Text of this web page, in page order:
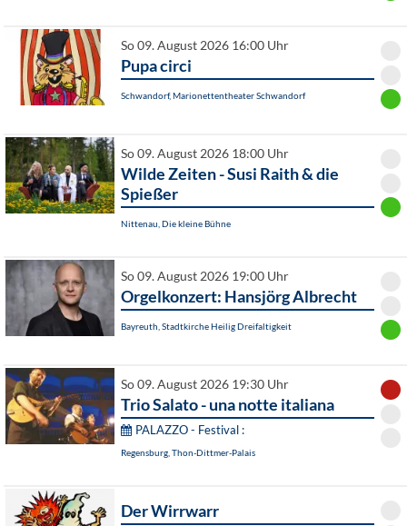
So 09. August 2026 16:00 Uhr
Pupa circi
Schwandorf, Marionettentheater Schwandorf
So 09. August 2026 18:00 Uhr
Wilde Zeiten - Susi Raith & die
Spießer
Nittenau, Die kleine Bühne
So 09. August 2026 19:00 Uhr
Orgelkonzert: Hansjörg Albrecht
Bayreuth, Stadtkirche Heilig Dreifaltigkeit
So 09. August 2026 19:30 Uhr
Trio Salato - una notte italiana
PALAZZO - Festival :
Regensburg, Thon-Dittmer-Palais
Der Wirrwarr